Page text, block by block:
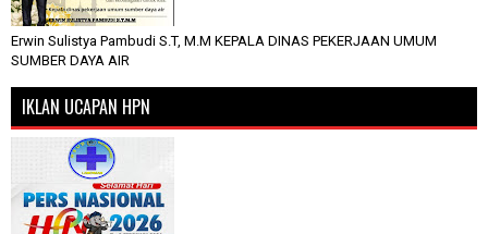
Erwin Sulistya Pambudi S.T, M.M KEPALA DINAS PEKERJAAN UMUM
SUMBER DAYA AIR
IKLAN UCAPAN HPN